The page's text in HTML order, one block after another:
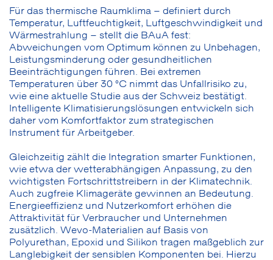
Für das thermische Raumklima – definiert durch
Temperatur, Luftfeuchtigkeit, Luftgeschwindigkeit und
Wärmestrahlung – stellt die BAuA fest:
Abweichungen vom Optimum können zu Unbehagen,
Leistungsminderung oder gesundheitlichen
Beeinträchtigungen führen. Bei extremen
Temperaturen über 30 °C nimmt das Unfallrisiko zu,
wie eine aktuelle Studie aus der Schweiz bestätigt.
Intelligente Klimatisierungslösungen entwickeln sich
daher vom Komfortfaktor zum strategischen
Instrument für Arbeitgeber.
Gleichzeitig zählt die Integration smarter Funktionen,
wie etwa der wetterabhängigen Anpassung, zu den
wichtigsten Fortschrittstreibern in der Klimatechnik.
Auch zugfreie Klimageräte gewinnen an Bedeutung.
Energieeffizienz und Nutzerkomfort erhöhen die
Attraktivität für Verbraucher und Unternehmen
zusätzlich. Wevo-Materialien auf Basis von
Polyurethan, Epoxid und Silikon tragen maßgeblich zur
Langlebigkeit der sensiblen Komponenten bei. Hierzu